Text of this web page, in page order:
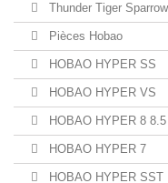
Thunder Tiger
Pièces Hobao
HOBAO HYPER SS
HOBAO HYPER VS
HOBAO HYPER 8 8.5
HOBAO HYPER 7
HOBAO HYPER SST